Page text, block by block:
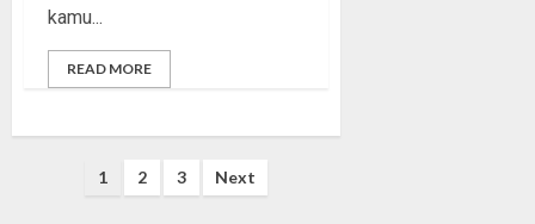
kamu...
READ MORE
1 2 3 Next